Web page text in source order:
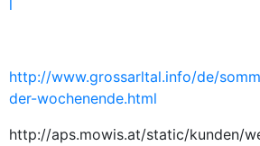
l
http://www.grossarltal.info/de/
der-wochenende.html
http://aps.mowis.at/static/kunden/